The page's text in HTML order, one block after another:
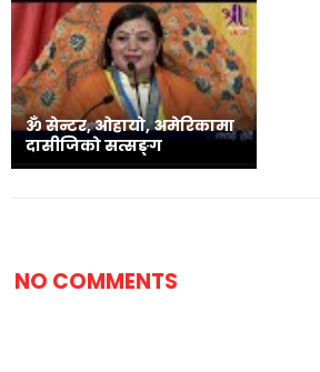
ॐ सेन्टर, ओहायो, अमेरिकामा
दासीजिको सत्सङ्ग
NO COMMENTS